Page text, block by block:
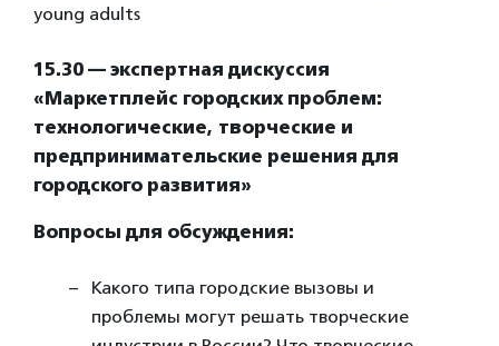
young adults
15.30 — экспертная дискуссия
«Маркетплейс городских проблем:
технологические, творческие и
предпринимательские решения для
городского развития»
Вопросы для обсуждения:
Какого типа городские вызовы и
проблемы могут решать творческие